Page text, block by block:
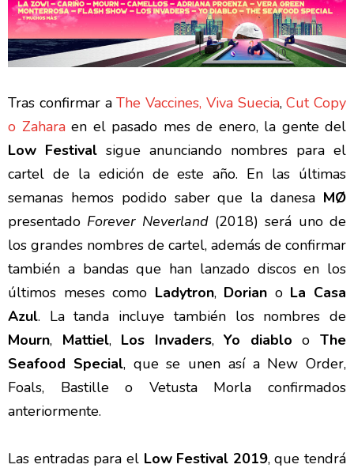
Tras confirmar aThe Vaccines, Viva Suecia,Cut Copy
o Zaharaen el pasado mes de enero, la gente del
Low Festival sigue anunciando nombres para el
cartel de la edición de este año. En las últimas
semanas hemos podido saber que la danesa MØ
presentado Forever Neverland(2018) será uno de
los grandes nombres de cartel, además de confirmar
también a bandas que han lanzado discos en los
últimos meses como Ladytron, Dorian o La Casa
Azul. La tanda incluye también los nombres de
Mourn, Mattiel, Los Invaders,Yo diablo oThe
Seafood Special, que se unen así a New Order,
Foals, Bastille o Vetusta Morla confirmados
anteriormente.
Las entradas para el Low Festival 2019, que tendrá